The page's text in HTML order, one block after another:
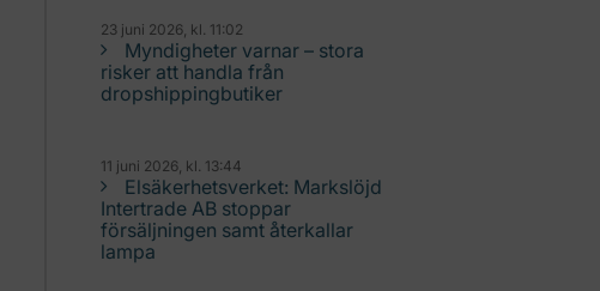
23 juni 2026, kl. 11:02
Myndigheter varnar – stora
risker att handla från
dropshippingbutiker
11 juni 2026, kl. 13:44
Elsäkerhetsverket: Markslöjd
Intertrade AB stoppar
försäljningen samt återkallar
lampa